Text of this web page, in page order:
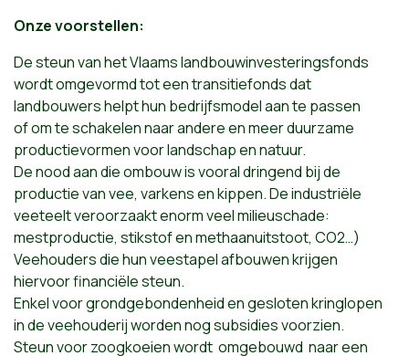
Onze voorstellen:
De steun van het Vlaams landbouwinvesteringsfonds
wordt omgevormd tot een transitiefonds dat
landbouwers helpt hun bedrijfsmodel aan te passen
of om te schakelen naar andere en meer duurzame
productievormen voor landschap en natuur.
De nood aan die ombouw is vooral dringend bij de
productie van vee, varkens en kippen. De industriële
veeteelt veroorzaakt enorm veel milieuschade:
mestproductie, stikstof en methaanuitstoot, CO2…)
Veehouders die hun veestapel afbouwen krijgen
hiervoor financiële steun.
Enkel voor grondgebondenheid en gesloten kringlopen
in de veehouderij worden nog subsidies voorzien.
Steun voor zoogkoeien wordt omgebouwd naar een